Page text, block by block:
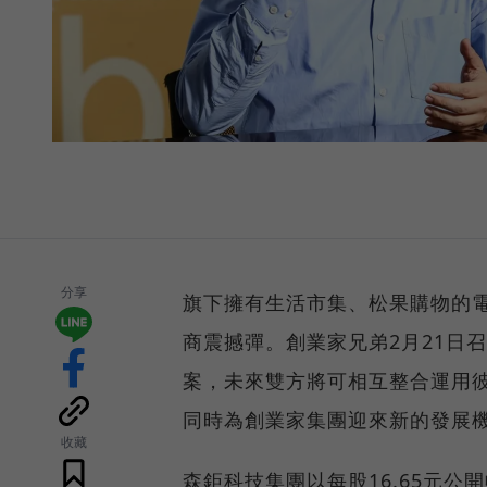
分享
收藏
旗下擁有生活市集、松果購物的
商震撼彈。創業家兄弟2月21日
案，未來雙方將可相互整合運用
同時為創業家集團迎來新的發展
森鉅科技集團以每股16.65元公